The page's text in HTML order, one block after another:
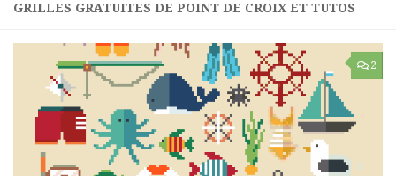
GRILLES GRATUITES DE POINT DE CROIX ET TUTOS
2